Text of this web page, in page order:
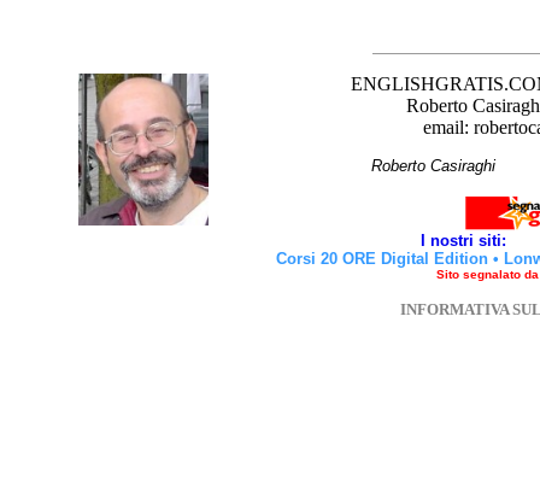
Roberto
email:
Roberto
I nostri siti:
Corsi 20 ORE Digital Edition •
Sito segnalato
INFORMATIVA